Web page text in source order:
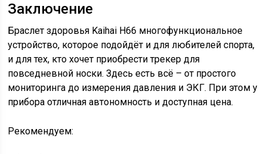
Заключение
Браслет здоровья Kaihai H66 многофункциональное
устройство, которое подойдёт и для любителей спорта,
и для тех, кто хочет приобрести трекер для
повседневной носки. Здесь есть всё – от простого
мониторинга до измерения давления и ЭКГ. При этом у
прибора отличная автономность и доступная цена.
Рекомендуем: